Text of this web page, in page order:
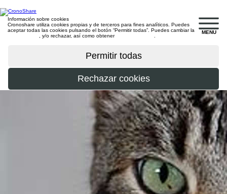
MENU
Información sobre cookies
Cronoshare utiliza cookies propias y de terceros para fines analíticos. Puedes
aceptar todas las cookies pulsando el botón “Permitir todas”. Puedes cambiar la
, y/o rechazar, así como obtener